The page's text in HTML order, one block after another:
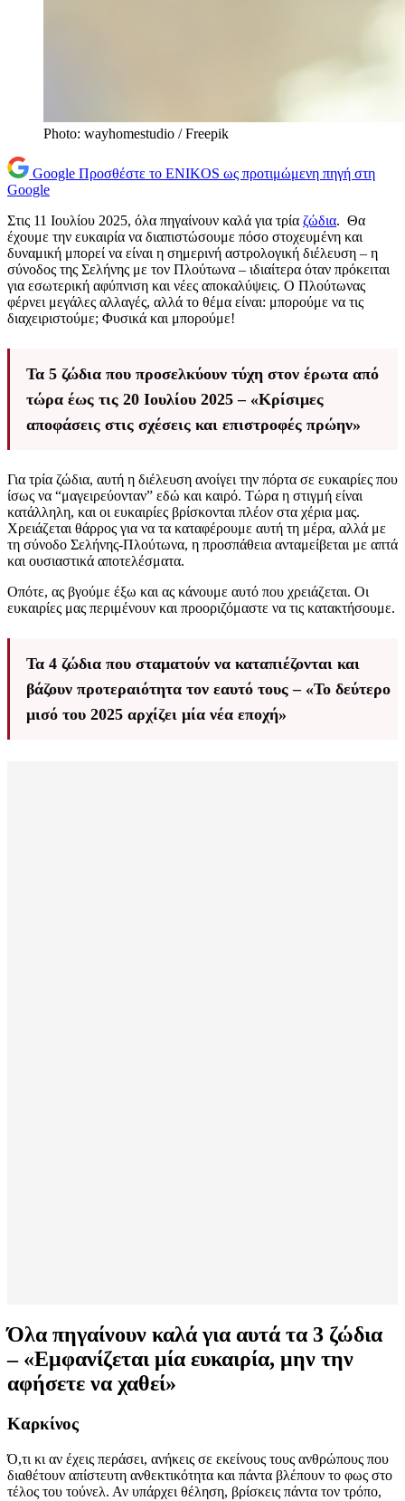
Photo: wayhomestudio / Freepik
Google Προσθέστε το ENIKOS ως προτιμώμενη πηγή στη
Google
Στις 11 Ιουλίου 2025, όλα πηγαίνουν καλά για τρία ζώδια. Θα
έχουμε την ευκαιρία να διαπιστώσουμε πόσο στοχευμένη και
δυναμική μπορεί να είναι η σημερινή αστρολογική διέλευση – η
σύνοδος της Σελήνης με τον Πλούτωνα – ιδιαίτερα όταν πρόκειται
για εσωτερική αφύπνιση και νέες αποκαλύψεις. Ο Πλούτωνας
φέρνει μεγάλες αλλαγές, αλλά το θέμα είναι: μπορούμε να τις
διαχειριστούμε; Φυσικά και μπορούμε!
Τα 5 ζώδια που προσελκύουν τύχη στον έρωτα από
τώρα έως τις 20 Ιουλίου 2025 – «Κρίσιμες
αποφάσεις στις σχέσεις και επιστροφές πρώην»
Για τρία ζώδια, αυτή η διέλευση ανοίγει την πόρτα σε ευκαιρίες που
ίσως να “μαγειρεύονταν” εδώ και καιρό. Τώρα η στιγμή είναι
κατάλληλη, και οι ευκαιρίες βρίσκονται πλέον στα χέρια μας.
Χρειάζεται θάρρος για να τα καταφέρουμε αυτή τη μέρα, αλλά με
τη σύνοδο Σελήνης-Πλούτωνα, η προσπάθεια ανταμείβεται με απτά
και ουσιαστικά αποτελέσματα.
Οπότε, ας βγούμε έξω και ας κάνουμε αυτό που χρειάζεται. Οι
ευκαιρίες μας περιμένουν και προοριζόμαστε να τις κατακτήσουμε.
Τα 4 ζώδια που σταματούν να καταπιέζονται και
βάζουν προτεραιότητα τον εαυτό τους – «Το δεύτερο
μισό του 2025 αρχίζει μία νέα εποχή»
Όλα πηγαίνουν καλά για αυτά τα 3 ζώδια
– «Εμφανίζεται μία ευκαιρία, μην την
αφήσετε να χαθεί»
Καρκίνος
Ό,τι κι αν έχεις περάσει, ανήκεις σε εκείνους τους ανθρώπους που
διαθέτουν απίστευτη ανθεκτικότητα και πάντα βλέπουν το φως στο
τέλος του τούνελ. Αν υπάρχει θέληση, βρίσκεις πάντα τον τρόπο,